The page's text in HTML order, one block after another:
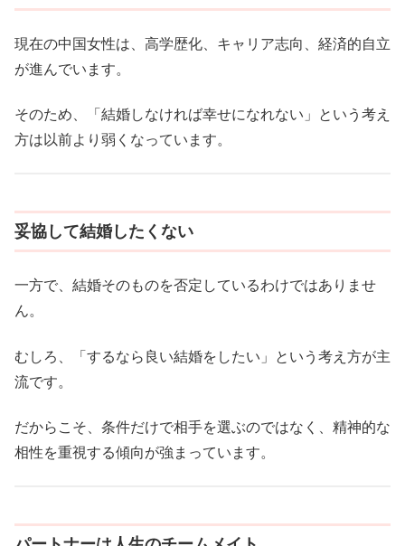
現在の中国女性は、高学歴化、キャリア志向、経済的自立
が進んでいます。
そのため、「結婚しなければ幸せになれない」という考え
方は以前より弱くなっています。
妥協して結婚したくない
一方で、結婚そのものを否定しているわけではありませ
ん。
むしろ、「するなら良い結婚をしたい」という考え方が主
流です。
だからこそ、条件だけで相手を選ぶのではなく、精神的な
相性を重視する傾向が強まっています。